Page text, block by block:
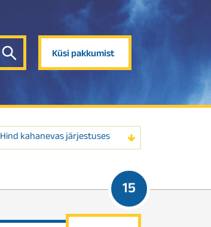
Küsi pakkumist
Hind kahanevas järjestuses
15